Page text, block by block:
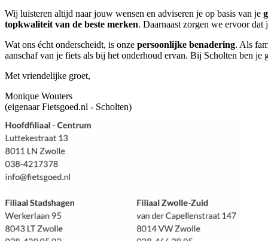
Wij luisteren altijd naar jouw wensen en adviseren je op basis van je
topkwaliteit van de beste merken. Daarnaast zorgen we ervoor
Wat ons écht onderscheidt, is onze persoonlijke benadering. Als
aanschaf van je fiets als bij het onderhoud ervan. Bij Scholten ben je
Met vriendelijke groet,
Monique Wouters
(eigenaar Fietsgoed.nl - Scholten)